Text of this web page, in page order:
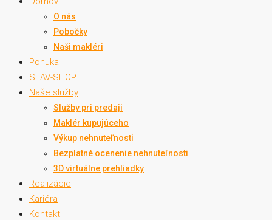
O nás
Pobočky
Naši makléri
Ponuka
STAV-SHOP
Naše služby
Služby pri predaji
Maklér kupujúceho
Výkup nehnuteľnosti
Bezplatné ocenenie nehnuteľnosti
3D virtuálne prehliadky
Realizácie
Kariéra
Kontakt